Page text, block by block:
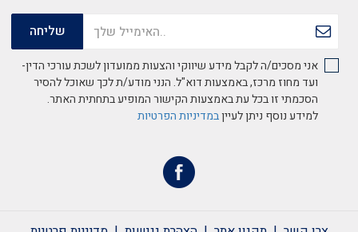
אני מסכים/ה לקבל מידע שיווקי והצעות ממועדון לשכת עורכי הדין-
ועד מחוז מרכז, באמצעות דוא"ל. הנני מודע/ת לכך שאוכל להסיר
הסכמתי זו בכל עת באמצעות הקישור המופיע בתחתית האתר.
למידע נוסף ניתן לעייןבמדיניות הפרטיות